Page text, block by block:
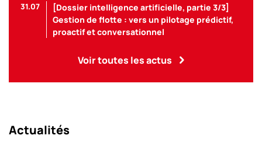
31.07
[Dossier intelligence artificielle, partie 3/3]
Gestion de flotte : vers un pilotage prédictif,
proactif et conversationnel
Voir toutes les actus
Actualités